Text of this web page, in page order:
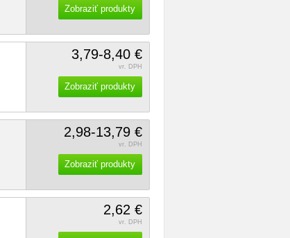
Zobraziť produkty
3,79-8,40 €
vr. DPH
Zobraziť produkty
2,98-13,79 €
vr. DPH
Zobraziť produkty
2,62 €
vr. DPH